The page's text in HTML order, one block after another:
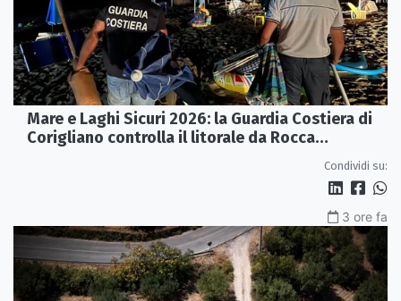
Mare e Laghi Sicuri 2026: la Guardia Costiera di
Corigliano controlla il litorale da Rocca
Condividi su:
3 ore fa